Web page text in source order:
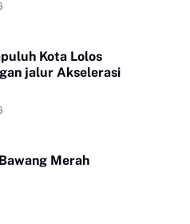
Kota Lolos
jalur Akselerasi
Merah